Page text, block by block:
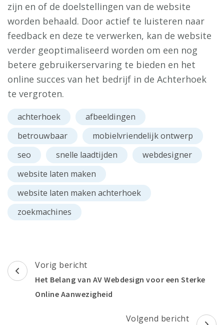
zijn en of de doelstellingen van de website
worden behaald. Door actief te luisteren naar
feedback en deze te verwerken, kan de website
verder geoptimaliseerd worden om een nog
betere gebruikerservaring te bieden en het
online succes van het bedrijf in de Achterhoek
te vergroten.
achterhoek
afbeeldingen
betrouwbaar
mobielvriendelijk ontwerp
seo
snelle laadtijden
webdesigner
website laten maken
website laten maken achterhoek
zoekmachines
Berichtnavigatie
Vorig bericht
Het Belang van AV Webdesign voor een Sterke
Online Aanwezigheid
Volgend bericht